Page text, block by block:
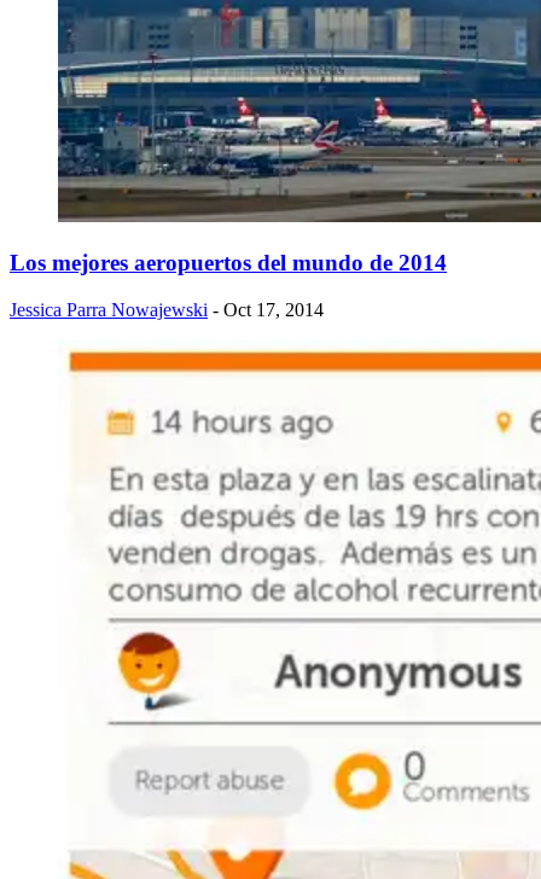
Los mejores aeropuertos del mundo de 2014
Jessica Parra Nowajewski - Oct 17, 2014